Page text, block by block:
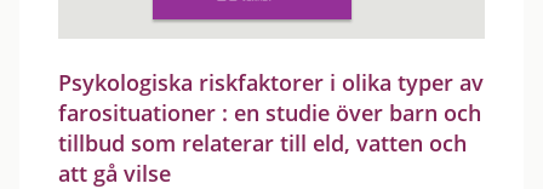
Psykologiska riskfaktorer i olika typer av
farosituationer : en studie över barn och
tillbud som relaterar till eld, vatten och
att gå vilse